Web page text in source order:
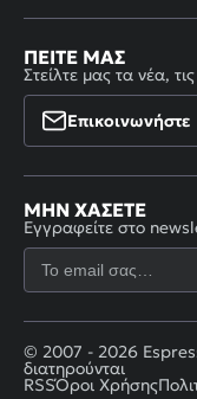
ΠΕΊΤΕ ΜΑΣ
Στείλτε μας τα νέα,
Επικοινωνήστε
ΜΗΝ ΧΆΣΕΤΕ
Εγγραφείτε στο
© 2007 - 2026
διατηρούνται
RSSΌροι Χρήσης